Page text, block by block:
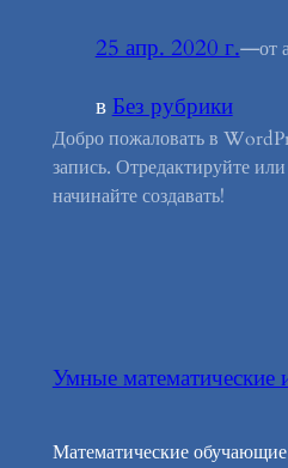
25 апр. 2020 г.—от
вБез рубрики
Добро пожаловать в
запись. Отредактируйте или
начинайте создавать!
Умные математические
Математические